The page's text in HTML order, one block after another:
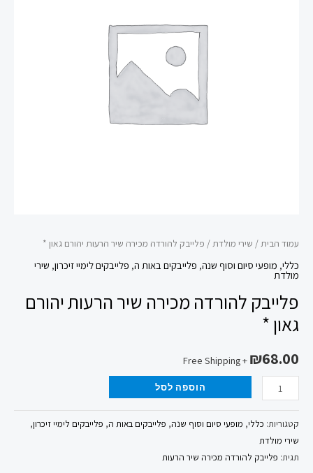
עמוד הבית/ שירי מולדת/ פלייבק להורדה מכירה שיר הרעות יהורם גאון *
כללי, מופעי סיום וסוף שנה, פלייבקים באות ה, פלייבקים לימיי זיכרון, שירי
מולדת
פלייבק להורדה מכירה שיר הרעות יהורם
גאון *
₪68.00
+ Free Shipping
הוספה לסל
קטגוריות: כללי, מופעי סיום וסוף שנה, פלייבקים באות ה, פלייבקים לימיי זיכרון,
שירי מולדת
תגית: פלייבק להורדה מכירה שיר הרעות